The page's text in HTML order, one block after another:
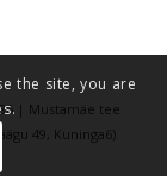
| Mustamäe tee
49, Kuninga6)
the site, you are